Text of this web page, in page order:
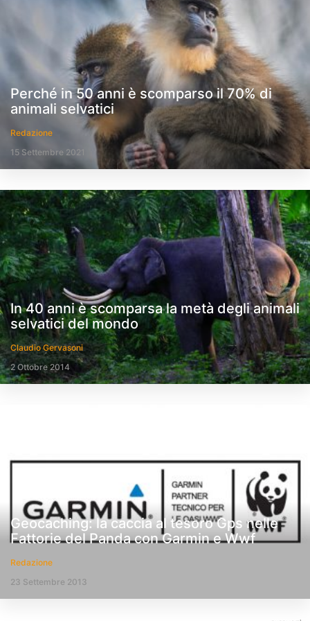
Perché in 50 anni è scomparso il 70% di
animali selvatici
Redazione
15 Settembre 2021
In 40 anni è scomparsa la metà degli animali
selvatici del mondo
Claudio Gervasoni
2 Ottobre 2014
Geocaching: la caccia al tesoro Gps nelle
Fattorie del Panda con Garmin e Wwf
Redazione
23 Settembre 2013